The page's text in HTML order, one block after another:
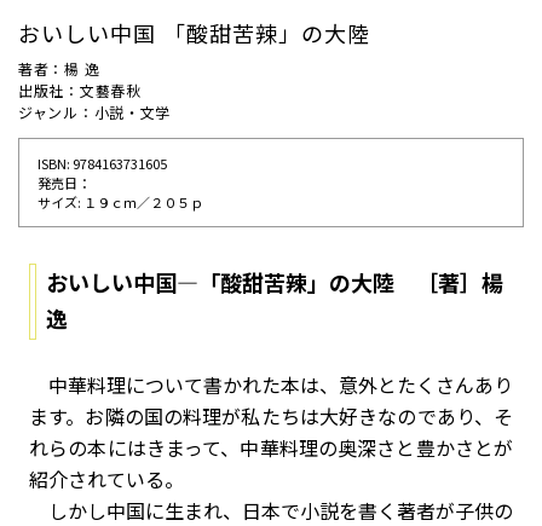
おいしい中国 「酸甜苦辣」の大陸
著者：楊 逸
出版社：文藝春秋
ジャンル：小説・文学
ISBN: 9784163731605
発売⽇：
サイズ: １９ｃｍ／２０５ｐ
おいしい中国―「酸甜苦辣」の大陸 ［著］楊
逸
中華料理について書かれた本は、意外とたくさんあり
ます。お隣の国の料理が私たちは大好きなのであり、そ
れらの本にはきまって、中華料理の奥深さと豊かさとが
紹介されている。
しかし中国に生まれ、日本で小説を書く著者が子供の